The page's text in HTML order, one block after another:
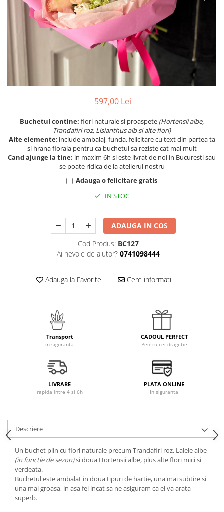
597,00 Lei
Buchetul contine: flori naturale si proaspete (Hortensii albe,
Trandafiri roz, Lisianthus alb si alte flori)
Alte elemente: include ambalaj, funda, felicitare cu text din partea ta
si hrana florala pentru ca buchetul sa reziste cat mai mult
Cand ajunge la tine: in maxim 6h si este livrat de noi in Bucuresti sau
se poate ridica de la atelierul nostru
Adauga o felicitare gratis
IN STOC
ADAUGA IN COS
Cod Produs: BC127
Ai nevoie de ajutor? 0741098444
Adauga la Favorite Cere informatii
Transport
in siguranta
CADOUL PERFECT
Pentru cei dragi tie
LIVRARE
rapida intre 4 si 6h
PLATA ONLINE
In siguranta
Descriere
Un buchet plin cu flori naturale precum Trandafiri roz, Lalele albe
(in functie de sezon)si doua Hortensii albe, plus alte flori mici si
verdeata.
Buchetul este ambalat in doua tipuri de hartie, una mai subtire si
una mai groasa, in asa fel incat sa ne asiguram ca el va arata
superb.